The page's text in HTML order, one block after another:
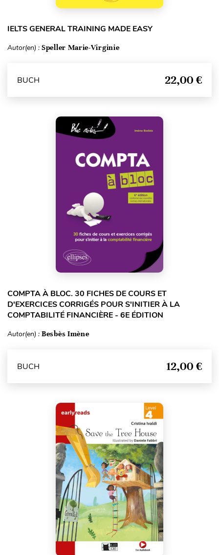
IELTS GENERAL TRAINING MADE EASY
Autor(en) : Speller Marie-Virginie
BUCH 22,00 €
COMPTA À BLOC. 30 FICHES DE COURS ET
D'EXERCICES CORRIGÉS POUR S'INITIER À LA
COMPTABILITÉ FINANCIÈRE - 6E ÉDITION
Autor(en) : Besbès Imène
BUCH 12,00 €